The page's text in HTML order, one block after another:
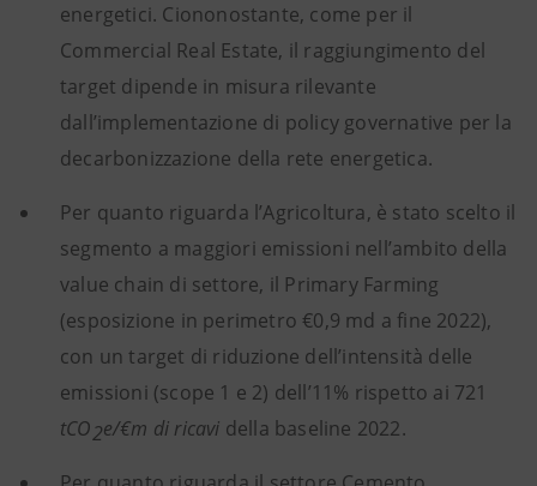
energetici. Ciononostante, come per il
Commercial Real Estate, il raggiungimento del
target dipende in misura rilevante
dall’implementazione di policy governative per la
decarbonizzazione della rete energetica.
Per quanto riguarda l’Agricoltura, è stato scelto il
segmento a maggiori emissioni nell’ambito della
value chain di settore, il Primary Farming
(esposizione in perimetro €0,9 md a fine 2022),
con un target di riduzione dell’intensità delle
emissioni (scope 1 e 2) dell’11% rispetto ai 721
tCO2e/€m di ricavi della baseline 2022.